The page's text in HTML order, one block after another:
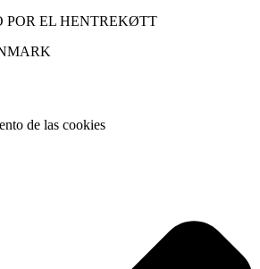
POR EL HENTREKØTT
de las cookies